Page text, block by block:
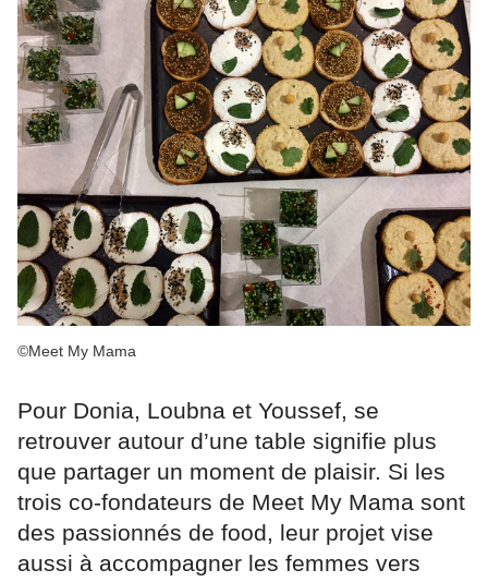
©Meet My Mama
Pour Donia, Loubna et Youssef, se
retrouver autour d’une table signifie plus
que partager un moment de plaisir. Si les
trois co-fondateurs de Meet My Mama sont
des passionnés de food, leur projet vise
aussi à accompagner les femmes vers